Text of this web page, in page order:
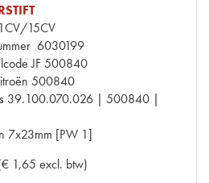
15CV
6030199
JF500840
500840
39.100.070.026 | 500840 |
7x23mm [PW 1]
1,65 excl. btw)